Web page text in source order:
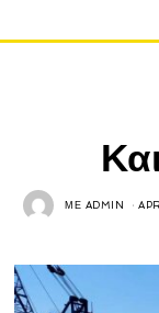
ΜΕ ADMIN